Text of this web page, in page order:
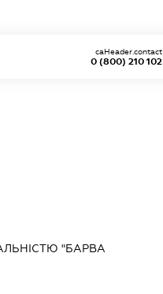
0 (800) 210 102
caHeader.contact
"БАРВА